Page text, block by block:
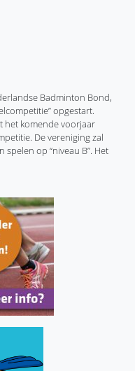
Badminton Bond,
opgestart.
het komende voorjaar
De vereniging zal
op “niveau B”. Het
Badminton Club Lieshout